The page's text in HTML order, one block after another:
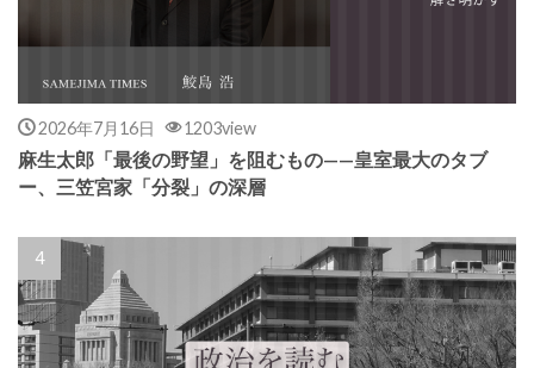
2026年7月16日 1203view
麻生太郎「最後の野望」を阻むもの——皇室最大のタブ
ー、三笠宮家「分裂」の深層